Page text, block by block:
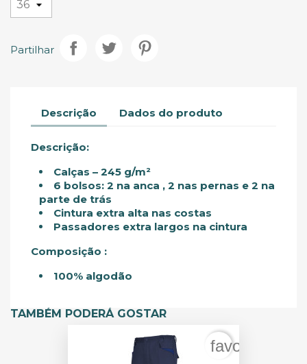
Partilhar
Descrição Dados do produto
Descrição:
Calças – 245 g/m²
6 bolsos: 2 na anca , 2 nas pernas e 2 na
parte de trás
Cintura extra alta nas costas
Passadores extra largos na cintura
Composição :
100% algodão
TAMBÉM PODERÁ GOSTAR